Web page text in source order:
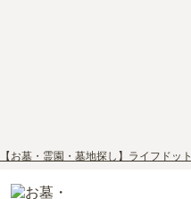
【お墓・霊園・墓地探し】ライフドット